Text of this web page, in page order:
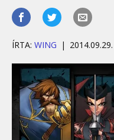
ÍRTA: WING